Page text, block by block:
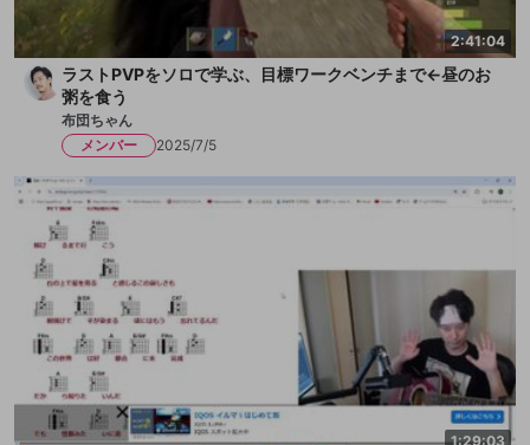
2:41:04
ラストPVPをソロで学ぶ、目標ワークベンチまで←昼のお
粥を食う
布団ちゃん
メンバー
2025/7/5
1:29:03